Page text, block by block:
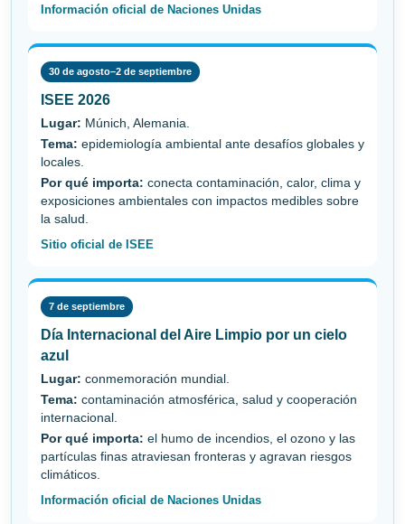
Información oficial de Naciones Unidas
30 de agosto–2 de septiembre
ISEE 2026
Lugar: Múnich, Alemania.
Tema: epidemiología ambiental ante desafíos globales y
locales.
Por qué importa: conecta contaminación, calor, clima y
exposiciones ambientales con impactos medibles sobre
la salud.
Sitio oficial de ISEE
7 de septiembre
Día Internacional del Aire Limpio por un cielo
azul
Lugar: conmemoración mundial.
Tema: contaminación atmosférica, salud y cooperación
internacional.
Por qué importa: el humo de incendios, el ozono y las
partículas finas atraviesan fronteras y agravan riesgos
climáticos.
Información oficial de Naciones Unidas